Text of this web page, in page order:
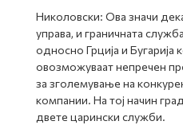
Николовски: Ова значи
управа, и граничната
односно Грција и Бугарија
овозможуваат непречен
за зголемување на
компании. На тој начин
двете царински служби.